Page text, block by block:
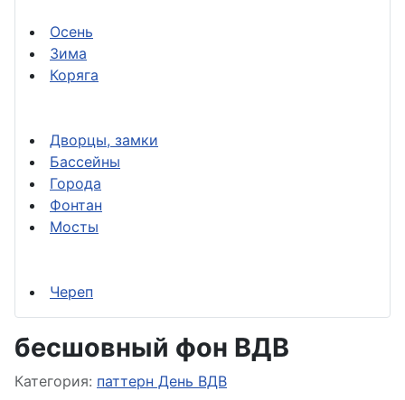
Осень
Зима
Коряга
Дворцы, замки
Бассейны
Города
Фонтан
Мосты
Череп
бесшовный фон ВДВ
Информация о материале
Категория: паттерн День ВДВ